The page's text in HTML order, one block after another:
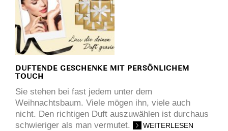
DUFTENDE GESCHENKE MIT PERSÖNLICHEM
TOUCH
Sie stehen bei fast jedem unter dem
Weihnachtsbaum. Viele mögen ihn, viele auch
nicht. Den richtigen Duft auszuwählen ist durchaus
schwieriger als man vermutet.
WEITERLESEN